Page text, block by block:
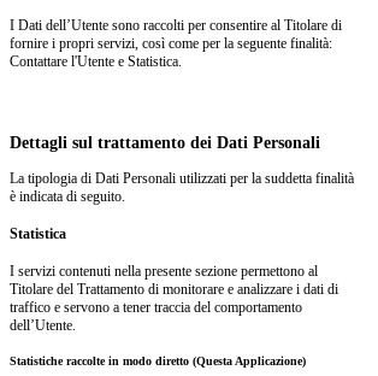
I Dati dell’Utente sono raccolti per consentire al Titolare di
fornire i propri servizi, così come per la seguente finalità:
Contattare l'Utente e Statistica.
Dettagli sul trattamento dei Dati Personali
La tipologia di Dati Personali utilizzati per la suddetta finalità
è indicata di seguito.
Statistica
I servizi contenuti nella presente sezione permettono al
Titolare del Trattamento di monitorare e analizzare i dati di
traffico e servono a tener traccia del comportamento
dell’Utente.
Statistiche raccolte in modo diretto (Questa Applicazione)